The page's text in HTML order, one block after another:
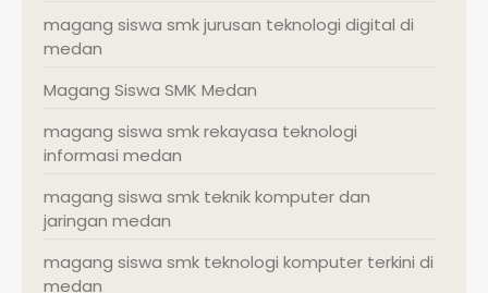
magang siswa smk jurusan teknologi digital di
medan
Magang Siswa SMK Medan
magang siswa smk rekayasa teknologi
informasi medan
magang siswa smk teknik komputer dan
jaringan medan
magang siswa smk teknologi komputer terkini di
medan